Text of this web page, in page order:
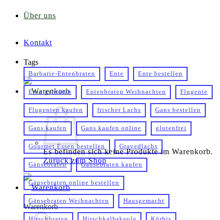
Über uns
Kontakt
Es befinden sich keine Produkte im Warenkorb.
Zurück zum Shop
Warenkorb
Tags
Barbarie-Entenbraten Ente Ente bestellen
Ente gebraten Entenbraten Weihnachten Flugente
Flugenten kaufen frischer Lachs Gans bestellen
Gans kaufen Gans kaufen online glutenfrei
Gourmet Essen bestellen Gravedlachs
Gänsebraten Gänsebraten kaufen
Gänsebraten online bestellen
Gänsebraten Weihnachten Hausgemacht